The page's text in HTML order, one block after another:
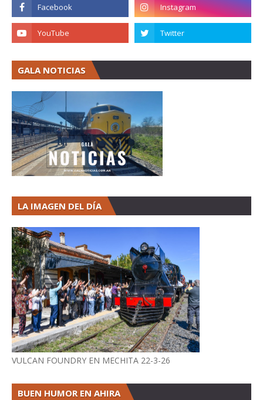
GALA NOTICIAS
LA IMAGEN DEL DÍA
VULCAN FOUNDRY EN MECHITA 22-3-26
BUEN HUMOR EN AHIRA